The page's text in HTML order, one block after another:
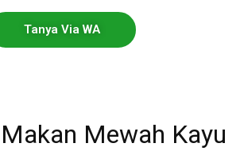
Tanya Via WA
Mewah Kayu